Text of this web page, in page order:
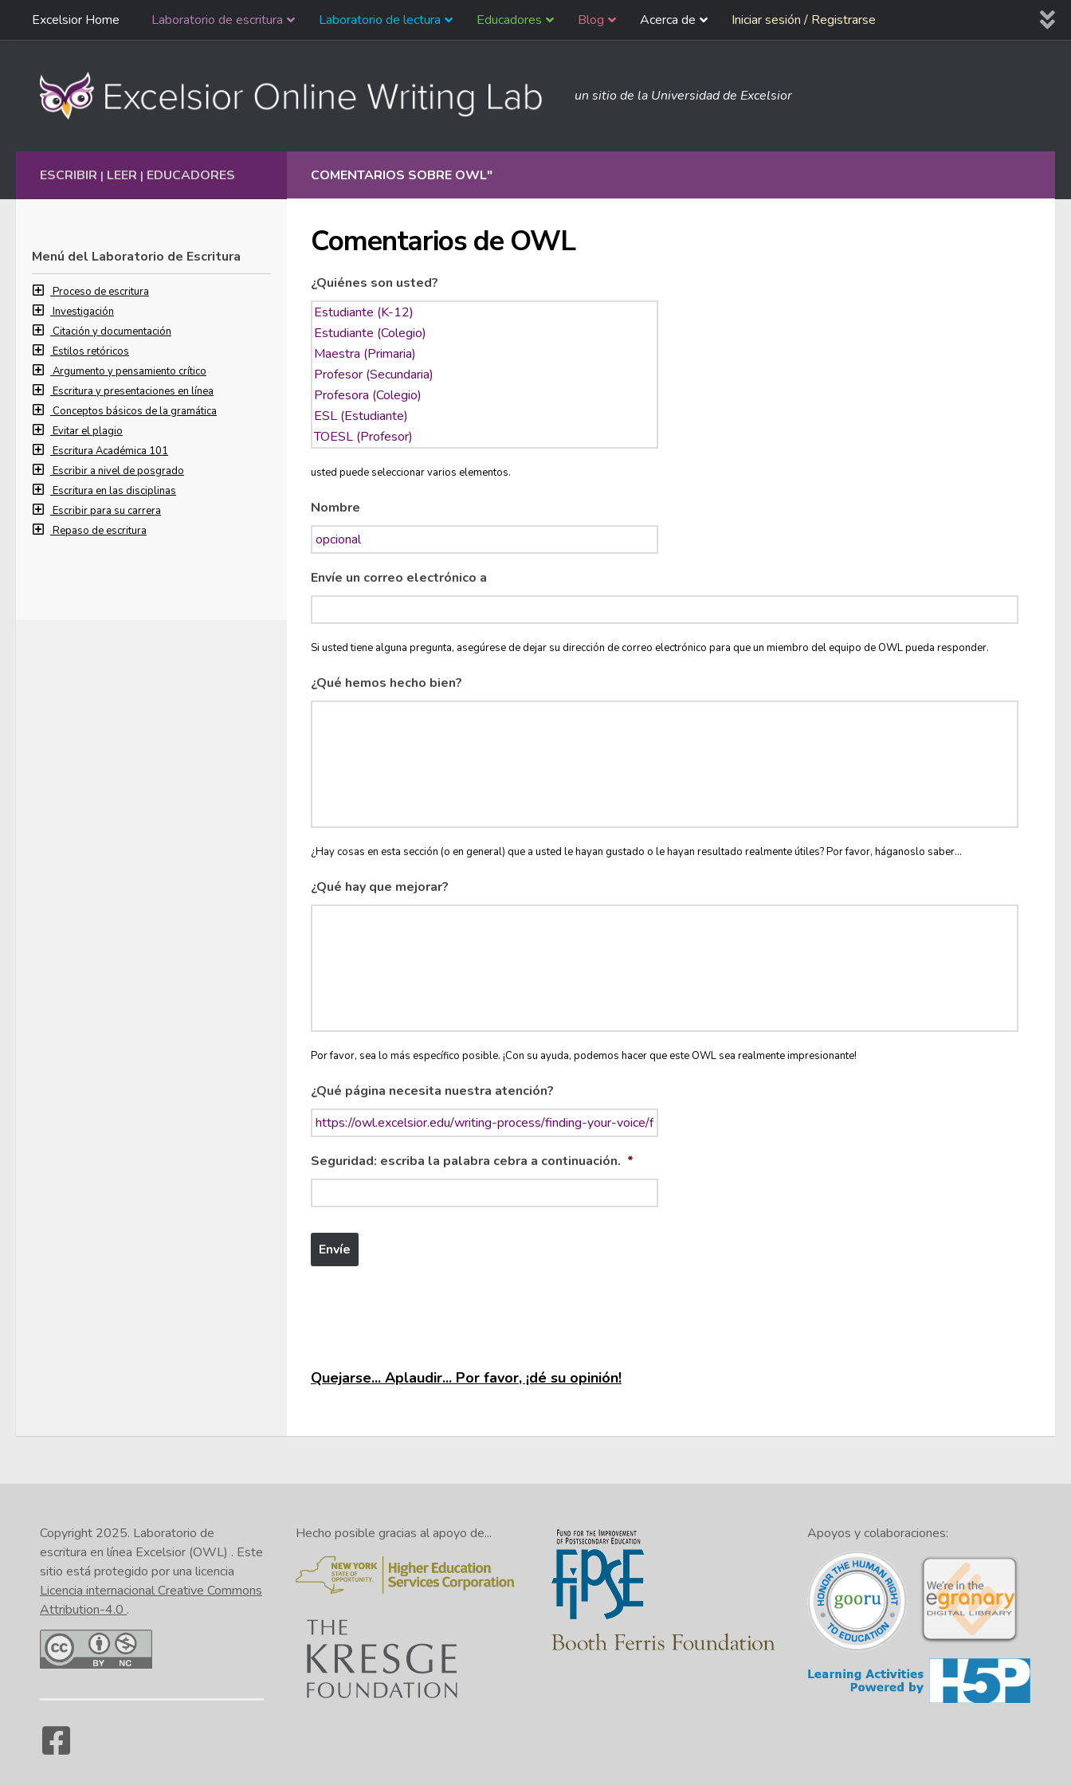
Ir al contenido
navegación
Excelsior Home Laboratorio de escritura Laboratorio de lectura Educadores Blog Acerca de Iniciar sesión / Registrarse
un sitio de la Universidad de Excelsior
COMENTARIOS SOBRE OWL"
Comentarios de OWL
¿Quiénes son usted?
usted puede seleccionar varios elementos.
Nombre
Envíe un correo electrónico a
Si usted tiene alguna pregunta, asegúrese de dejar su dirección de correo electrónico para que un miembro del equipo de OWL pueda responder.
¿Qué hemos hecho bien?
¿Hay cosas en esta sección (o en general) que a usted le hayan gustado o le hayan resultado realmente útiles? Por favor, háganoslo saber...
¿Qué hay que mejorar?
Por favor, sea lo más específico posible. ¡Con su ayuda, podemos hacer que este OWL sea realmente impresionante!
¿Qué página necesita nuestra atención?
Seguridad: escriba la palabra cebra a continuación. *
Quejarse... Aplaudir... Por favor, ¡dé su opinión!
ESCRIBIR | LEER | EDUCADORES
Menú del Laboratorio de Escritura
Proceso de escritura
Investigación
Citación y documentación
Estilos retóricos
Argumento y pensamiento crítico
Escritura y presentaciones en línea
Conceptos básicos de la gramática
Evitar el plagio
Escritura Académica 101
Escribir a nivel de posgrado
Escritura en las disciplinas
Escribir para su carrera
Repaso de escritura
Copyright 2025. Laboratorio de
escritura en línea Excelsior (OWL) . Este
sitio está protegido por una licencia
Licencia internacional Creative Commons
Attribution-4.0 .
Hecho posible gracias al apoyo de... Apoyos y colaboraciones: